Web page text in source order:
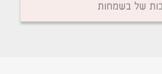
של בשמחות